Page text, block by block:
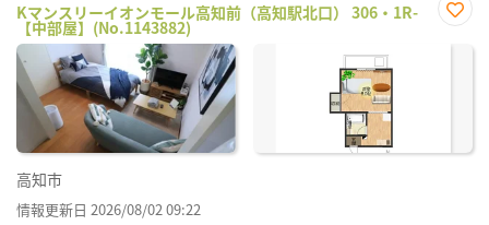
Kマンスリーイオンモール高知前（高知駅北口） 306・1R-
【中部屋】(No.1143882)
に入
高知市
情報更新日 2026/08/02 09:22